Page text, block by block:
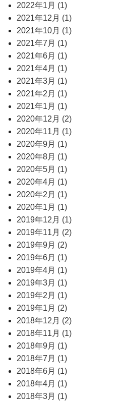
2022年1月 (1)
2021年12月 (1)
2021年10月 (1)
2021年7月 (1)
2021年6月 (1)
2021年4月 (1)
2021年3月 (1)
2021年2月 (1)
2021年1月 (1)
2020年12月 (2)
2020年11月 (1)
2020年9月 (1)
2020年8月 (1)
2020年5月 (1)
2020年4月 (1)
2020年2月 (1)
2020年1月 (1)
2019年12月 (1)
2019年11月 (2)
2019年9月 (2)
2019年6月 (1)
2019年4月 (1)
2019年3月 (1)
2019年2月 (1)
2019年1月 (2)
2018年12月 (2)
2018年11月 (1)
2018年9月 (1)
2018年7月 (1)
2018年6月 (1)
2018年4月 (1)
2018年3月 (1)